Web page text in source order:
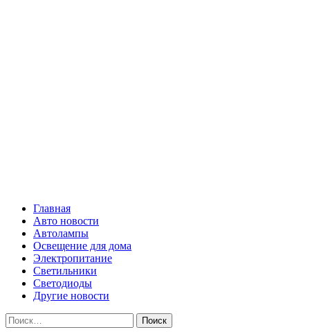
Главная
Авто новости
Автолампы
Освещение для дома
Электропитание
Светильники
Светодиоды
Другие новости
Найти: